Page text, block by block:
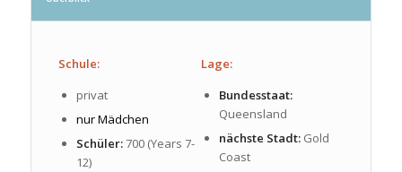
Schule:
privat
nur Mädchen
Schüler:700 (Years 7-
12)
Lage:
Bundesstaat:
Queensland
nächste Stadt: Gold
Coast